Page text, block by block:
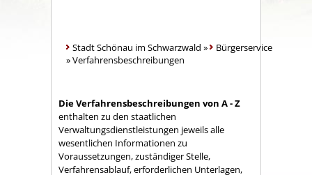
Stadt Schönau im Schwarzwald »
Bürgerservice
»Verfahrensbeschreibungen
Die Verfahrensbeschreibungen von A - Z
enthalten zu den staatlichen
Verwaltungsdienstleistungen jeweils alle
wesentlichen Informationen zu
Voraussetzungen, zuständiger Stelle,
Verfahrensablauf, erforderlichen Unterlagen,